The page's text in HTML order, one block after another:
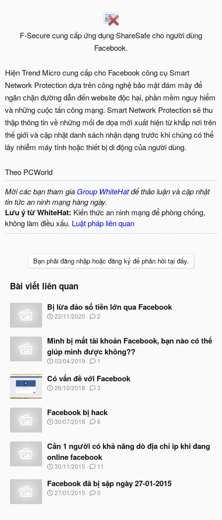
F-Secure cung cấp ứng dụng ShareSafe cho người dùng
Facebook.​
Hiện Trend Micro cung cấp cho Facebook công cụ Smart
Network Protection dựa trên công nghệ bảo mật đám mây để
ngăn chặn đường dẫn đến website độc hại, phần mềm nguy hiểm
và những cuộc tấn công mạng. Smart Network Protection sẽ thu
thập thông tin về những mối đe dọa mới xuất hiện từ khắp nơi trên
thế giới và cập nhật danh sách nhận dạng trước khi chúng có thể
lây nhiễm máy tính hoặc thiết bị di động của người dùng.
Theo PCWorld
Mời các bạn tham gia Group WhiteHatđể thảo luận và cập nhật
tin tức an ninh mạng hàng ngày.
Lưu ý từ WhiteHat: Kiến thức an ninh mạng để phòng chống,
không làm điều xấu. Luật pháp liên quan
Bạn phải đăng nhập hoặc đăng ký để phản hồi tại đây.
Bài viết liên quan
Bị lừa đảo số tiền lớn qua Facebook
N
y
b
ắ
t
ầ
u
22/11/2020 2
Mình bị mất tài khoản Facebook, bạn nào có thể
giúp mình được không??
N
à
y
b
đ
ầ
03/04/2019 1
Có vấn đề với Facebook
N
y
b
ắ
đ
ầ
u
26/10/2018 3
Facebook bị hack
N
y
b
ắ
t
ầ
u
30/07/2018 6
Cần 1 người có khả năng dò địa chỉ ip khi đang
online facebook
N
à
y
b
30/11/2015 11
Facebook đã bị sập ngày 27-01-2015
N
27/01/2015 0